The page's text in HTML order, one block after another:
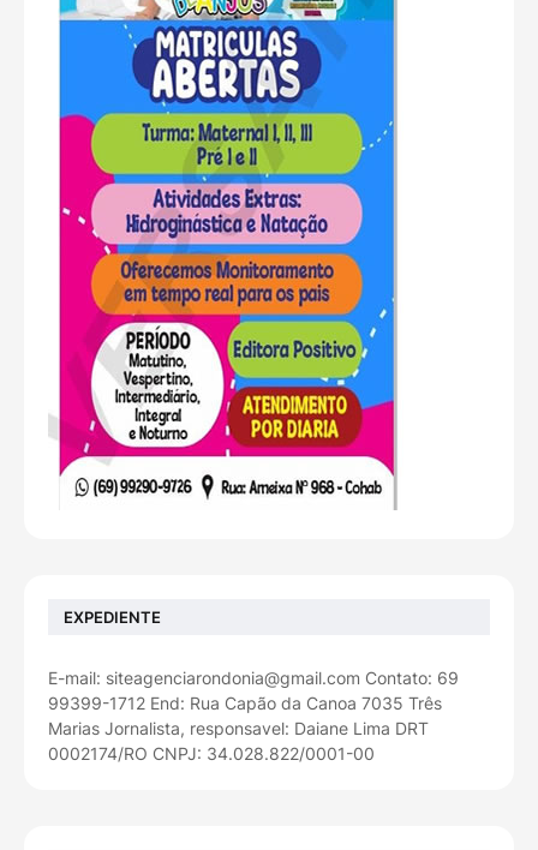
EXPEDIENTE
E-mail: siteagenciarondonia@gmail.com Contato: 69
99399-1712 End: Rua Capão da Canoa 7035 Três
Marias Jornalista, responsavel: Daiane Lima DRT
0002174/RO CNPJ: 34.028.822/0001-00